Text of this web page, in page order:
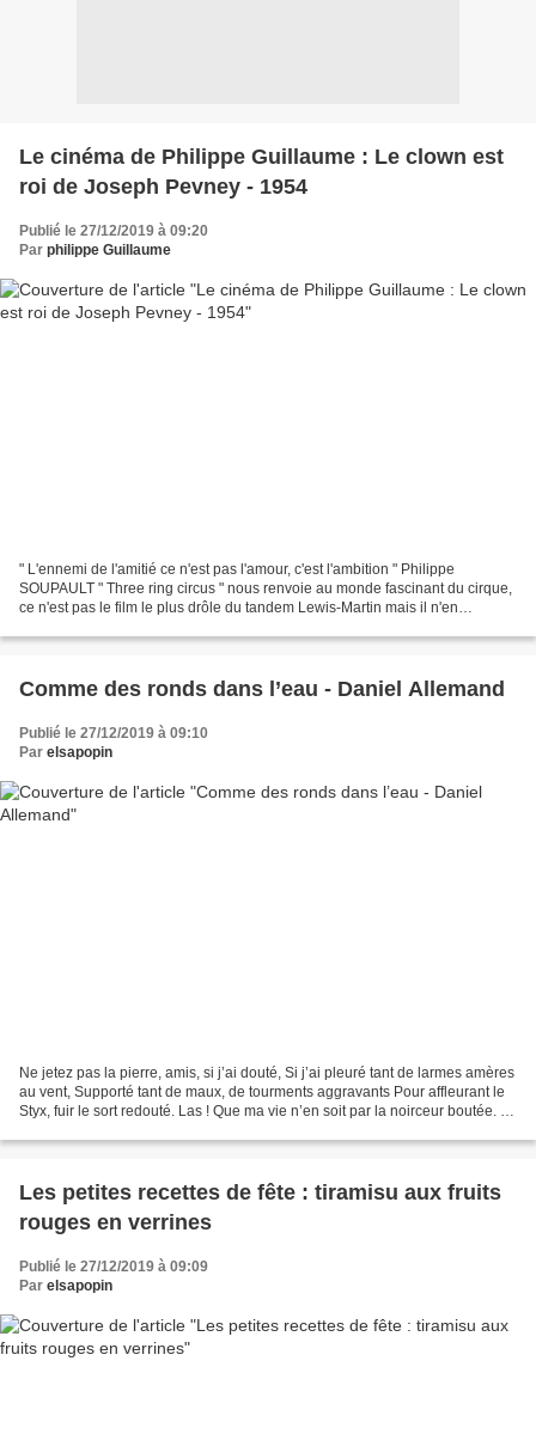
Le cinéma de Philippe Guillaume : Le clown est
roi de Joseph Pevney - 1954
Publié le 27/12/2019 à 09:20
Par philippe Guillaume
" L'ennemi de l'amitié ce n'est pas l'amour, c'est l'ambition " Philippe
SOUPAULT " Three ring circus " nous renvoie au monde fascinant du cirque,
ce n'est pas le film le plus drôle du tandem Lewis-Martin mais il n'en
Comme des ronds dans l’eau - Daniel Allemand
Publié le 27/12/2019 à 09:10
Par elsapopin
Ne jetez pas la pierre, amis, si j’ai douté, Si j’ai pleuré tant de larmes amères
au vent, Supporté tant de maux, de tourments aggravants Pour affleurant le
Styx, fuir le sort redouté. Las ! Que ma vie n’en soit par la noirceur boutée. Si
Les petites recettes de fête : tiramisu aux fruits
rouges en verrines
Publié le 27/12/2019 à 09:09
Par elsapopin